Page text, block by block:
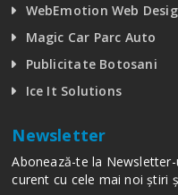
WebEmotion Web
Magic Car Parc Auto
Publicitate Botosani
Ice It Solutions
Newsletter
Abonează-te la
curent cu cele mai noi știri